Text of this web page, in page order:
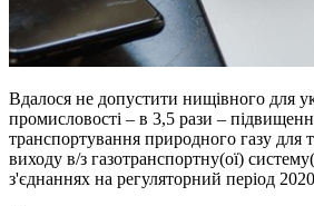
Вдалося не допустити нищівного для
промисловості – в 3,5 рази –
транспортування природного газу для
виходу в/з газотранспортну(ої)
з'єднаннях на регуляторний період